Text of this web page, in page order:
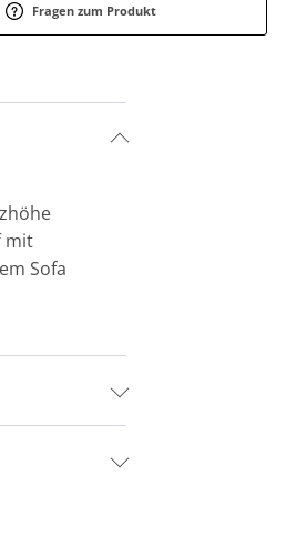
Fragen zum Produkt
mit
Sofa